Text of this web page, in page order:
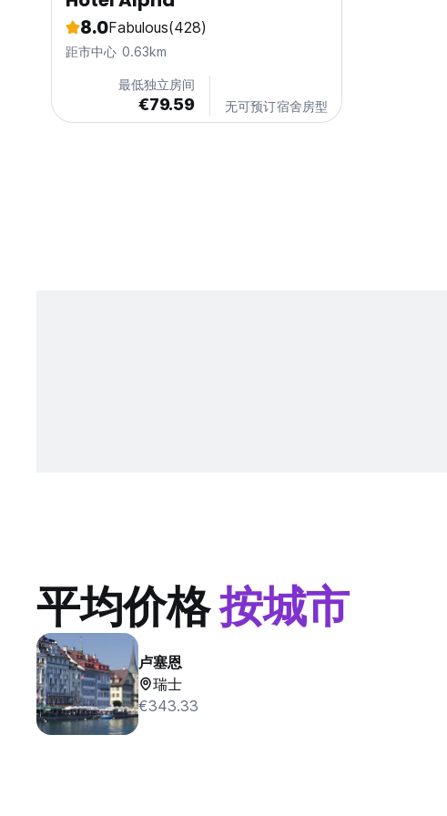
8.0Fabulous(428)
距市中心 0.63km
最低独立房间
€79.59 无可预订宿舍房型
平均价格按城市
卢塞恩
瑞士
€343.33